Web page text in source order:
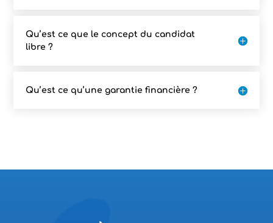
Qu’est ce que le concept du candidat
libre ?
Qu’est ce qu’une garantie financière ?